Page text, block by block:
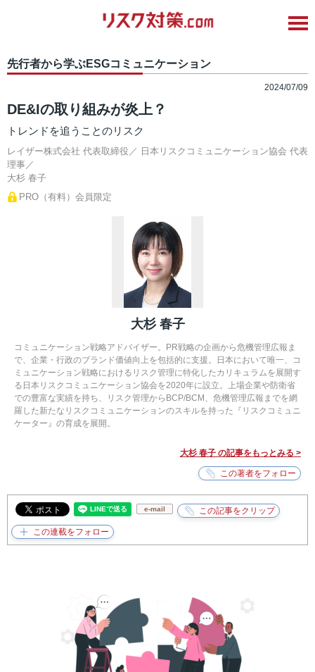
先行者から学ぶESGコミュニケーション
2024/07/09
DE&Iの取り組みが炎上？
トレンドを追うことのリスク
レイザー株式会社 代表取締役／ 日本リスクコミュニケーション協会 代表
理事／
大杉 春子
PRO（有料）会員限定
大杉 春子
コミュニケーション戦略アドバイザー。PR戦略の企画から危機管理広報ま
で、企業・行政のブランド価値向上を包括的に支援。日本において唯一、コ
ミュニケーション戦略におけるリスク管理に特化したカリキュラムを展開す
る日本リスクコミュニケーション協会を2020年に設立。上場企業や防衛省
での豊富な実績を持ち、リスク管理からBCP/BCM、危機管理広報までを網
羅した新たなリスクコミュニケーションのスキルを持った『リスクコミュニ
ケーター』の育成を展開。
大杉 春子 の記事をもっとみる >
e-mail